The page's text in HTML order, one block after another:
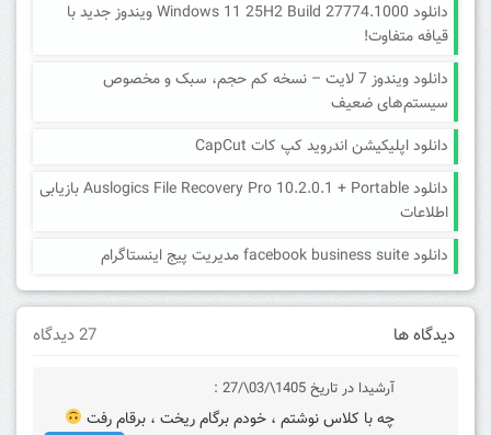
دانلود Windows 11 25H2 Build 27774.1000 ویندوز جدید با
قیافه متفاوت!
دانلود ویندوز 7 لایت – نسخه کم حجم، سبک و مخصوص
سیستم‌های ضعیف
دانلود اپلیکیشن اندروید کپ کات CapCut
دانلود Auslogics File Recovery Pro 10.2.0.1 + Portable بازیابی
اطلاعات
دانلود facebook business suite مدیریت پیج اینستاگرام
دیدگاه ها 27 دیدگاه
آرشیدا در تاریخ 1405\/03\/27 :
چه با کلاس نوشتم ، خودم برگام ریخت ، برقام رفت